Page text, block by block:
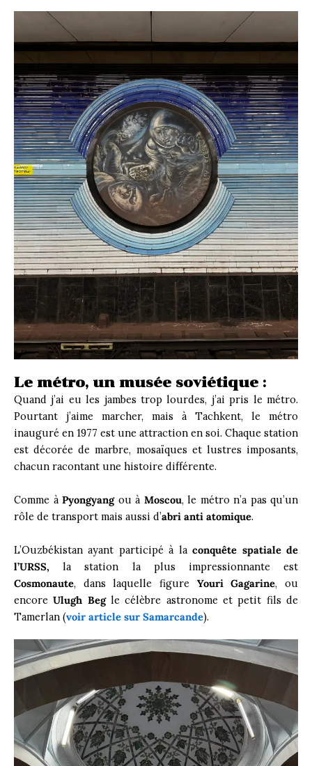
Le métro, un musée soviétique :
Quand j’ai eu les jambes trop lourdes, j’ai pris le métro.
Pourtant j’aime marcher, mais à Tachkent, le métro
inauguré en 1977 est une attraction en soi. Chaque station
est décorée de marbre, mosaïques et lustres imposants,
chacun racontant une histoire différente.
Comme à Pyongyangou à Moscou, le métro n’a pas qu’un
rôle de transport mais aussi d’abri anti atomique.
L’Ouzbékistan ayant participé à laconquête spatiale de
l’URSS, la station la plus impressionnante est
Cosmonaute, dans laquelle figure Youri Gagarine, ou
encoreUlugh Begle célèbre astronome et petit fils de
Tamerlan (voir article sur Samarcande).